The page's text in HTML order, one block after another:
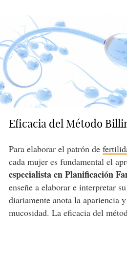
Eficacia del Método
Para elaborar el patrón de
cada mujer es fundamental el
especialista en Planificación
enseñe a elaborar e interpretar
diariamente anota la apariencia
mucosidad. La eficacia del